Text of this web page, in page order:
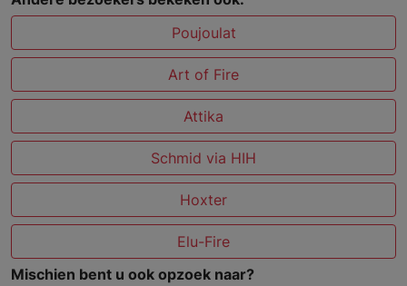
Poujoulat
Art of Fire
Attika
Schmid via HIH
Hoxter
Elu-Fire
Mischien bent u ook opzoek naar?